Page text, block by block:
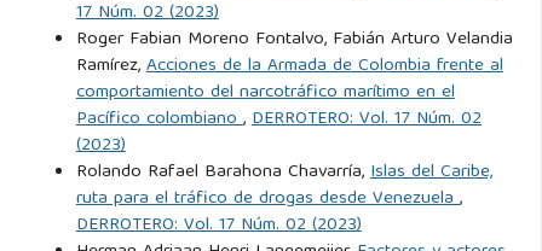
17 Núm. 02 (2023)
Roger Fabian Moreno Fontalvo, Fabián Arturo Velandia
Ramírez,Acciones de la Armada de Colombia frente al
comportamiento del narcotráfico marítimo en el
Pacífico colombiano,DERROTERO: Vol. 17 Núm. 02
(2023)
Rolando Rafael Barahona Chavarría,Islas del Caribe,
ruta para el tráfico de drogas desde Venezuela,
DERROTERO: Vol. 17 Núm. 02 (2023)